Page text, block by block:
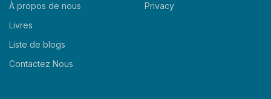
À propos de nous
Livres
Liste de blogs
Contactez Nous
Privacy